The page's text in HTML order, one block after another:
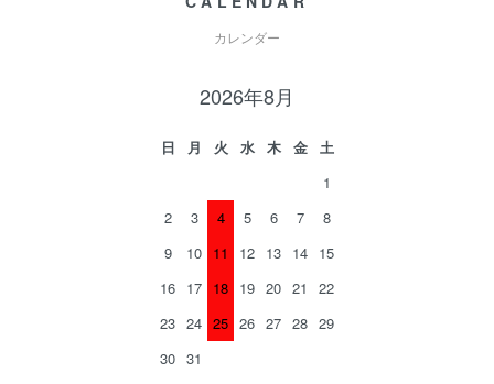
カレンダー
2026年8月
日 月 火 水 木 金
土
1
2
3 4 5 6 7
8
9
10 11 12 13 14 15
16 17 18 19 20 21
22
23 24 25 26 27 28 29
30 31